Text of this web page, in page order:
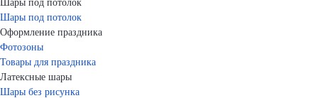
Шары под потолок
Шары под потолок
Оформление праздника
Фотозоны
Товары для праздника
Латексные шары
Шары без рисунка